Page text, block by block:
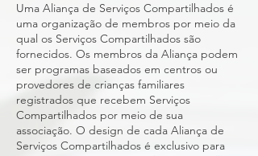
Uma Aliança de Serviços Compartilhados é
uma organização de membros por meio da
qual os Serviços Compartilhados são
fornecidos. Os membros da Aliança podem
ser programas baseados em centros ou
provedores de crianças familiares
registrados que recebem Serviços
Compartilhados por meio de sua
associação. O design de cada Aliança de
Serviços Compartilhados é exclusivo para